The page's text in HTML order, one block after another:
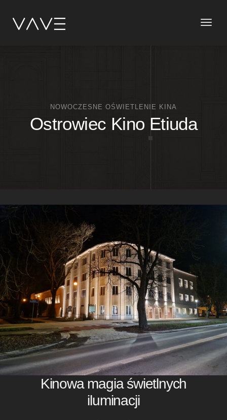
Toggle
NOWOCZESNE OŚWIETLENIE KINA
Ostrowiec Kino Etiuda
Kinowa magia świetlnych
iluminacji